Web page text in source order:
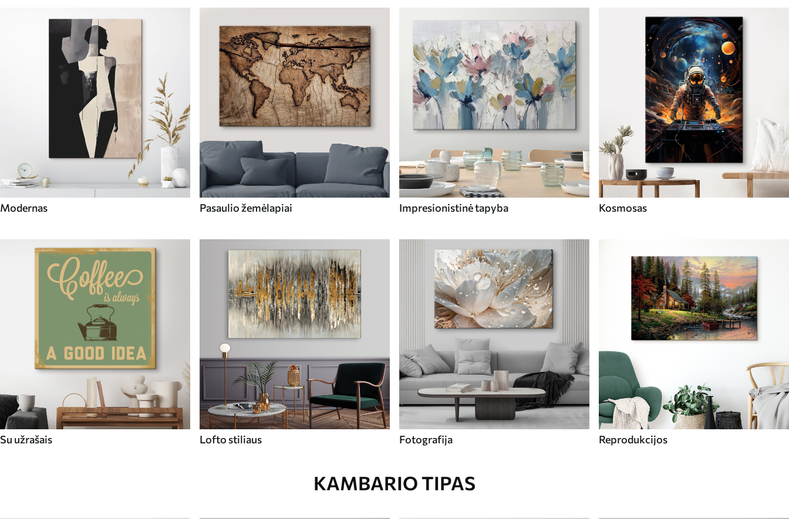
Modernas Pasaulio žemėlapiai Impresionistinė tapyba Kosmosas
Su užrašais Lofto stiliaus Fotografija Reprodukcijos
KAMBARIO TIPAS